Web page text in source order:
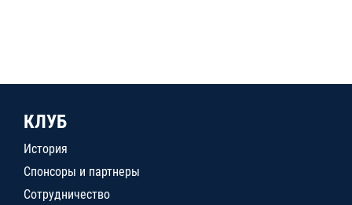
КЛУБ
История
Спонсоры и партнеры
Сотрудничество